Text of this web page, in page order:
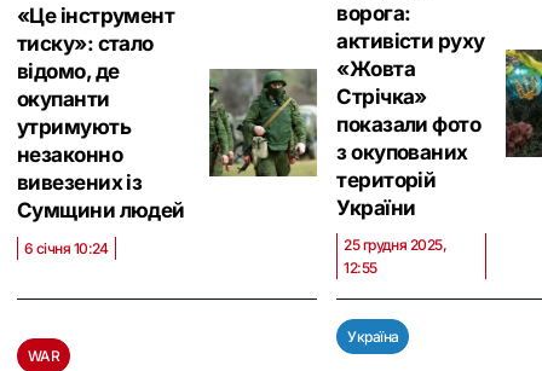
«Це інструмент
тиску»: стало
відомо, де
окупанти
утримують
незаконно
вивезених із
Сумщини людей
6 січня 10:24
ворога:
активісти руху
«Жовта
Стрічка»
показали фото
з окупованих
територій
України
25 грудня 2025,
12:55
WAR
Україна